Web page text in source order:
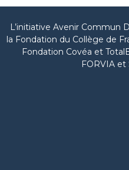
L’initiative Avenir Commun
la Fondation du Collège de
Fondation Covéa et
FORVIA et